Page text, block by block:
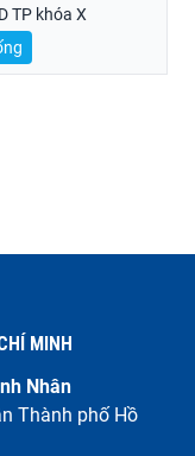
TP khóa X
MINH
Nhân
Thành phố Hồ